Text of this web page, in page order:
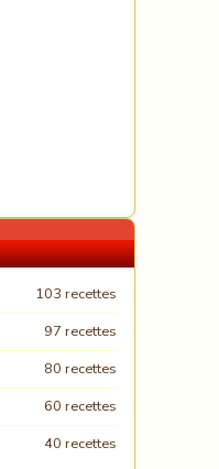
103 recettes
97 recettes
80 recettes
60 recettes
40 recettes